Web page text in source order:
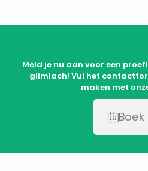
Meld je nu aan voor een
glimlach! Vul het
maken met
Boek